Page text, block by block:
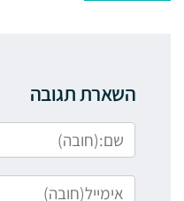
השארת תגובה